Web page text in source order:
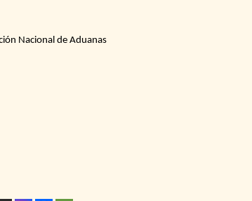
Nacional de Aduanas